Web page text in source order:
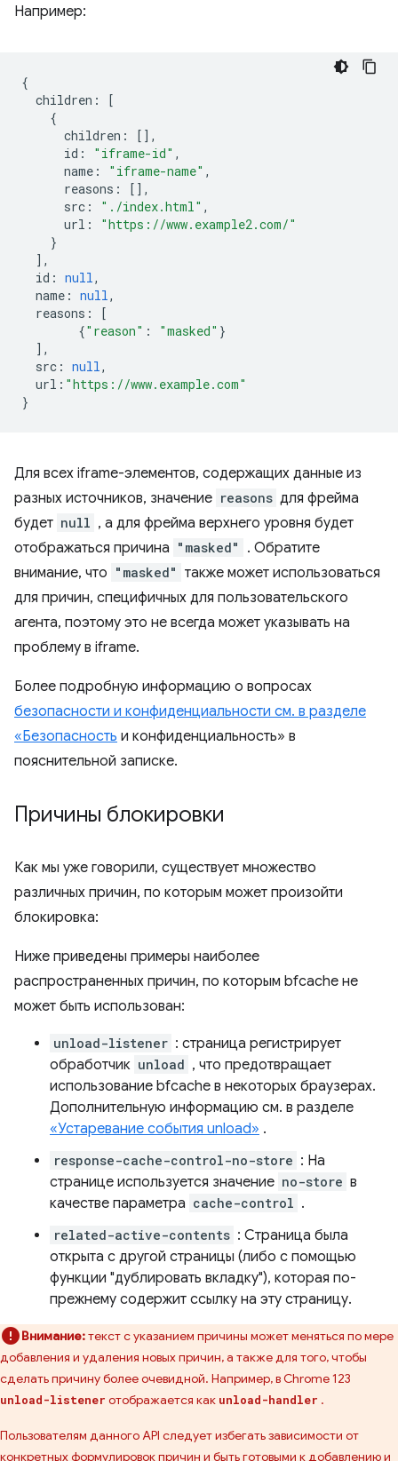
Например:
{
children :
[
{
children :
[],
id : "iframe-id" ,
name : "iframe-name" ,
reasons :
[],
src : "./index.html" ,
url :
"https://www.example2.com/"
}
],
id : null,
name : null,
reasons :
[
{"reason" : "masked" }
],
src : null,
url : "https://www.example.com"
}
Для всех iframe-элементов, содержащих данные из
разных источников, значение reasons для фрейма
будет null , а для фрейма верхнего уровня будет
отображаться причина "masked"
. Обратите
внимание, что "masked" также может использоваться
для причин, специфичных для пользовательского
агента, поэтому это не всегда может указывать на
проблему в iframe.
Более подробную информацию о вопросах
безопасности и конфиденциальности см. в разделе
«Безопасность и конфиденциальность» в
пояснительной записке.
Причины блокировки
Как мы уже говорили, существует множество
различных причин, по которым может произойти
блокировка:
Ниже приведены примеры наиболее
распространенных причин, по которым bfcache не
может быть использован:
unload-listener : страница регистрирует
обработчик unload , что предотвращает
использование bfcache в некоторых браузерах.
Дополнительную информацию см. в разделе
«Устаревание события unload» .
response-cache-control-no-store : На
странице используется значение no-store в
качестве параметра cache-control .
related-active-contents : Страница была
открыта с другой страницы (либо с помощью
функции "дублировать вкладку"), которая по-
прежнему содержит ссылку на эту страницу.
Внимание:текст с указанием причины может меняться по мере
добавления и удаления новых причин, а также для того, чтобы
сделать причину более очевидной. Например, в Chrome 123
unload-listener отображается как unload-handler .
Пользователям данного API следует избегать зависимости от
конкретных формулировок причин и быть готовыми к добавлению и